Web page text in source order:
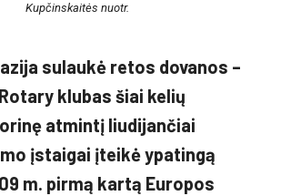
Kupčinskaitės nuotr.
sulaukė retos dovanos –
klubas šiai kelių
atmintį liudijančiai
įstaigai įteikė ypatingą
m. pirmą kartą Europos